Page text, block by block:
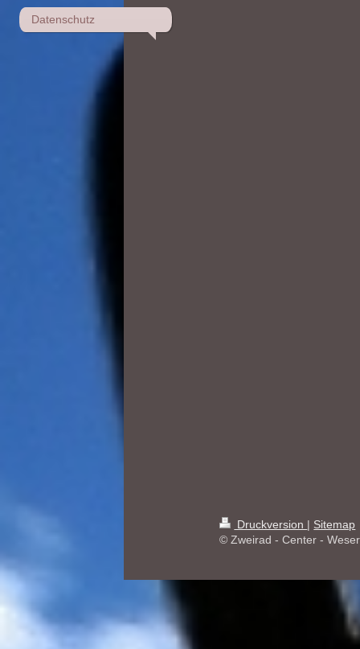
Datenschutz
Druckversion | Sitemap
© Zweirad - Center - Weser